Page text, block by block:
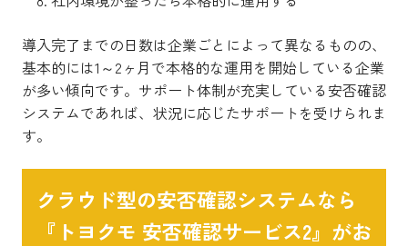
導入完了までの日数は企業ごとによって異なるものの、
基本的には1～2ヶ月で本格的な運用を開始している企業
が多い傾向です。サポート体制が充実している安否確認
システムであれば、状況に応じたサポートを受けられま
す。
クラウド型の安否確認システムなら
『トヨクモ 安否確認サービス2』がお